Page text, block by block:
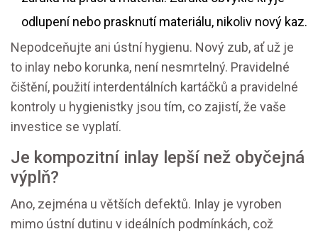
odlupení nebo prasknutí materiálu, nikoliv nový kaz.
Nepodceňujte ani ústní hygienu. Nový zub, ať už je
to inlay nebo korunka, není nesmrtelný. Pravidelné
čištění, použití interdentálních kartáčků a pravidelné
kontroly u hygienistky jsou tím, co zajistí, že vaše
investice se vyplatí.
Je kompozitní inlay lepší než obyčejná
výplň?
Ano, zejména u větších defektů. Inlay je vyroben
mimo ústní dutinu v ideálních podmínkách, což